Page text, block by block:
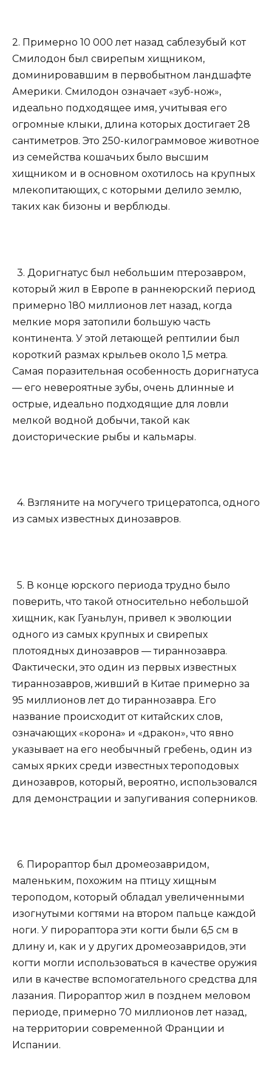
2. Примерно 10 000 лет назад саблезубый кот
Смилодон был свирепым хищником,
доминировавшим в первобытном ландшафте
Америки. Смилодон означает «зуб-нож»,
идеально подходящее имя, учитывая его
огромные клыки, длина которых достигает 28
сантиметров. Это 250-килограммовое животное
из семейства кошачьих было высшим
хищником и в основном охотилось на крупных
млекопитающих, с которыми делило землю,
таких как бизоны и верблюды.
3. Доригнатус был небольшим птерозавром,
который жил в Европе в раннеюрский период
примерно 180 миллионов лет назад, когда
мелкие моря затопили большую часть
континента. У этой летающей рептилии был
короткий размах крыльев около 1,5 метра.
Самая поразительная особенность доригнатуса
— его невероятные зубы, очень длинные и
острые, идеально подходящие для ловли
мелкой водной добычи, такой как
доисторические рыбы и кальмары.
4. Взгляните на могучего трицератопса, одного
из самых известных динозавров.
5. В конце юрского периода трудно было
поверить, что такой относительно небольшой
хищник, как Гуаньлун, привел к эволюции
одного из самых крупных и свирепых
плотоядных динозавров — тираннозавра.
Фактически, это один из первых известных
тираннозавров, живший в Китае примерно за
95 миллионов лет до тираннозавра. Его
название происходит от китайских слов,
означающих «корона» и «дракон», что явно
указывает на его необычный гребень, один из
самых ярких среди известных тероподовых
динозавров, который, вероятно, использовался
для демонстрации и запугивания соперников.
6. Пирораптор был дромеозавридом,
маленьким, похожим на птицу хищным
тероподом, который обладал увеличенными
изогнутыми когтями на втором пальце каждой
ноги. У пирораптора эти когти были 6,5 см в
длину и, как и у других дромеозавридов, эти
когти могли использоваться в качестве оружия
или в качестве вспомогательного средства для
лазания. Пирораптор жил в позднем меловом
периоде, примерно 70 миллионов лет назад,
на территории современной Франции и
Испании.